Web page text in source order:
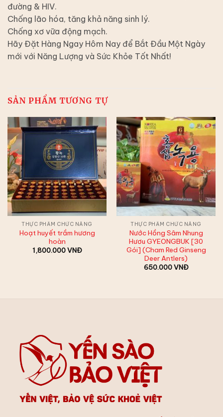
đường & HIV.
Chống lão hóa, tăng khả năng sinh lý.
Chống xơ vữa động mạch.
Hãy Đặt Hàng Ngay Hôm Nay để Bắt Đầu Một Ngày
mới với Năng Lượng và Sức Khỏe Tốt Nhất!
SẢN PHẨM TƯƠNG TỰ
THỰC PHẨM CHỨC NĂNG
Hoạt huyết trầm hương
hoàn
1,800.000VNĐ
THỰC PHẨM CHỨC NĂNG
Nước Hồng Sâm Nhung
Hươu GYEONGBUK [30
Gói] (Cham Red Ginseng
Deer Antlers)
650.000VNĐ